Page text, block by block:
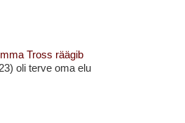
Tross räägib
oli terve oma elu